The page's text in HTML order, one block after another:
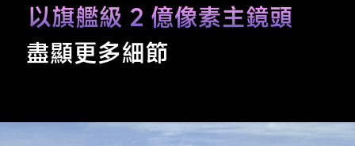
以旗艦級 2 億像素主鏡頭
盡顯更多細節